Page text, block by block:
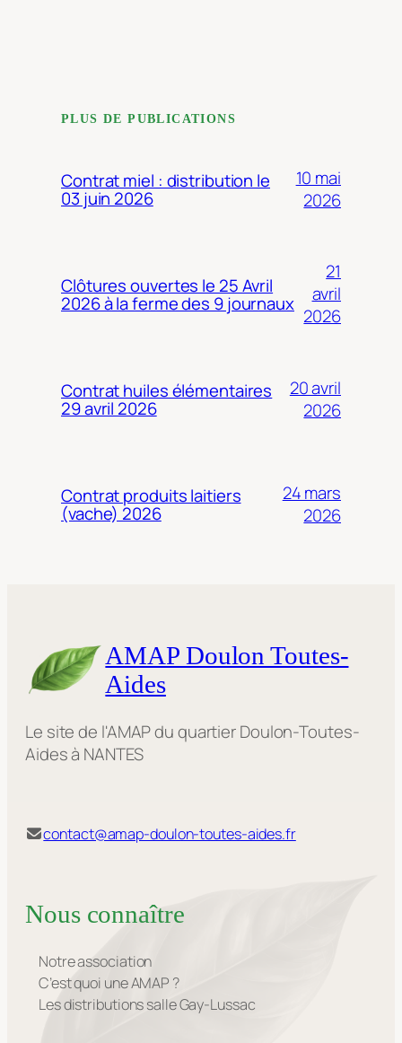
PLUS DE PUBLICATIONS
Contrat miel : distribution le
03 juin 2026
10 mai
2026
Clôtures ouvertes le 25 Avril
2026 à la ferme des 9 journaux
21
avril
2026
Contrat huiles élémentaires
29 avril 2026
20 avril
2026
Contrat produits laitiers
(vache) 2026
24 mars
2026
AMAP Doulon Toutes-
Aides
Le site de l'AMAP du quartier Doulon-Toutes-
Aides à NANTES
contact@amap-doulon-toutes-aides.fr
Nous connaître
Notre association
C’est quoi une AMAP ?
Les distributions salle Gay-Lussac